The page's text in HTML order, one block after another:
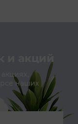
и акций
наших